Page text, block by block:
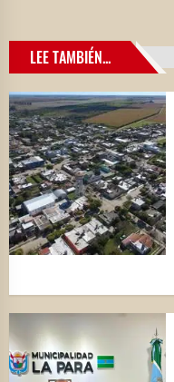
LEE TAMBIÉN...